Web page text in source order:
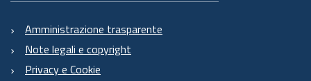
Amministrazione trasparente
Note legali e copyright
Privacy e Cookie